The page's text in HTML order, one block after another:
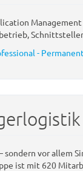
-
sondern vor allem
ist mit 620